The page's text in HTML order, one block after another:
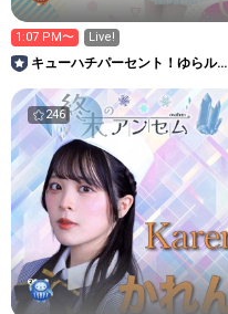
1:07 PM〜 Live!
キューハチパーセント！ゆらルー
246